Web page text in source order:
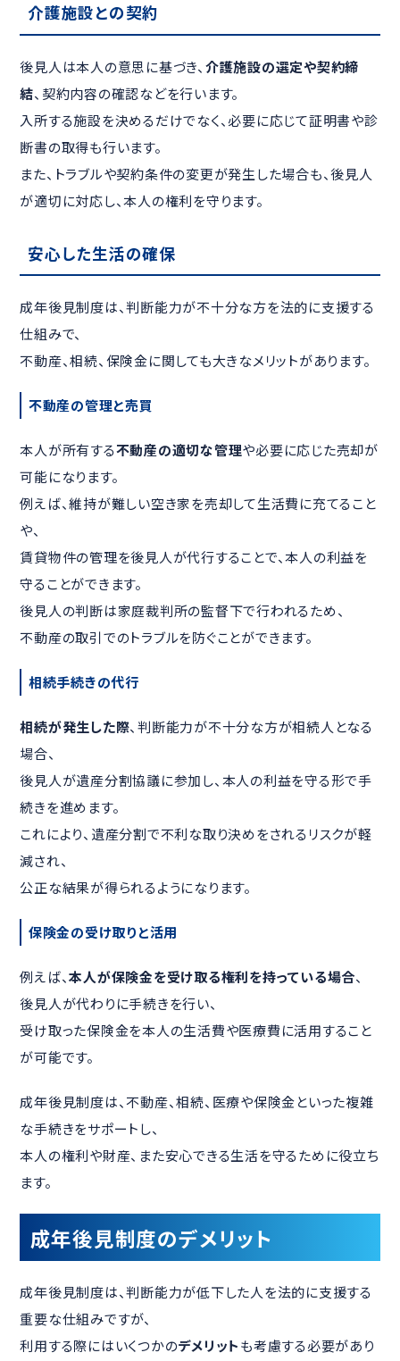
介護施設との契約
後見人は本人の意思に基づき、 介護施設の選定や契約締
結、契約内容の確認などを行います。
入所する施設を決めるだけでなく、必要に応じて証明書や診
断書の取得も行います。
また、トラブルや契約条件の変更が発生した場合も、後見人
が適切に対応し、本人の権利を守ります。
安心した生活の確保
成年後見制度は、判断能力が不十分な方を法的に支援する
仕組みで、
不動産、相続、保険金に関しても大きなメリットがあります。
不動産の管理と売買
本人が所有する不動産の適切な管理や必要に応じた売却が
可能になります。
例えば、維持が難しい空き家を売却して生活費に充てること
や、
賃貸物件の管理を後見人が代行することで、本人の利益を
守ることができます。
後見人の判断は家庭裁判所の監督下で行われるため、
不動産の取引でのトラブルを防ぐことができます。
相続手続きの代行
相続が発生した際、判断能力が不十分な方が相続人となる
場合、
後見人が遺産分割協議に参加し、本人の利益を守る形で手
続きを進めます。
これにより、遺産分割で不利な取り決めをされるリスクが軽
減され、
公正な結果が得られるようになります。
保険金の受け取りと活用
例えば、本人が保険金を受け取る権利を持っている場合、
後見人が代わりに手続きを行い、
受け取った保険金を本人の生活費や医療費に活用すること
が可能です。
成年後見制度は、不動産、相続、医療や保険金といった複雑
な手続きをサポートし、
本人の権利や財産、また安心できる生活を守るために役立ち
ます。
成年後見制度のデメリット
成年後見制度は、判断能力が低下した人を法的に支援する
重要な仕組みですが、
利用する際にはいくつかのデメリットも考慮する必要があり